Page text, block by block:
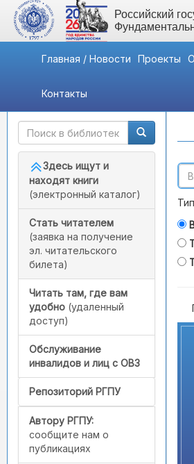
Российский
Главная / Новости Проекты
Контакты
Быстрый доступ
Здесь ищут и
находят книги
(электронный каталог)
Стать читателем
(заявка на получение
эл. читательского
билета)
Читать там, где вам
удобно (удаленный
доступ)
Обслуживание
инвалидов и лиц с ОВЗ
Репозиторий РГПУ
Автору РГПУ:
сообщите нам о
публикациях